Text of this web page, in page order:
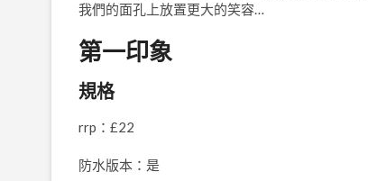
我們的面孔上放置更大的笑容…
第一印象
規格
rrp：£22
防水版本：是